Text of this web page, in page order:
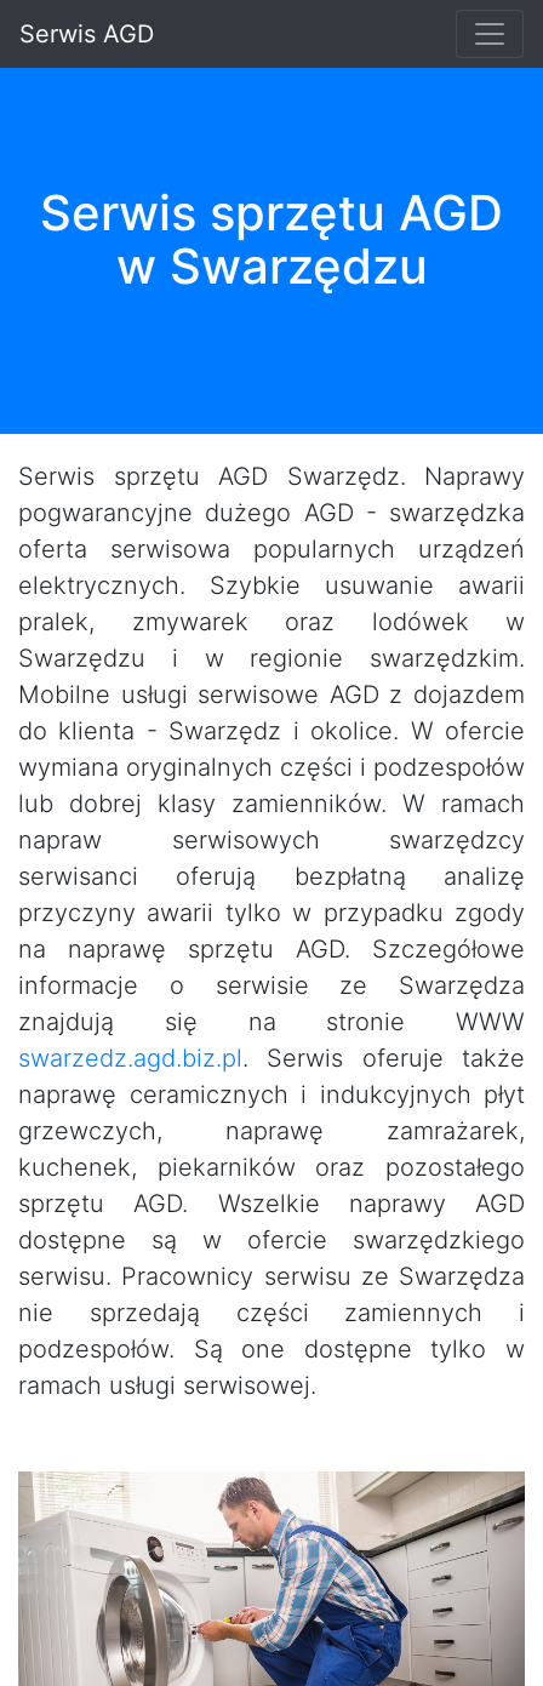
Serwis AGD
Serwis sprzętu AGD
w Swarzędzu
Serwis sprzętu AGD Swarzędz. Naprawy
pogwarancyjne dużego AGD - swarzędzka
oferta serwisowa popularnych urządzeń
elektrycznych. Szybkie usuwanie awarii
pralek, zmywarek oraz lodówek w
Swarzędzu i w regionie swarzędzkim.
Mobilne usługi serwisowe AGD z dojazdem
do klienta - Swarzędz i okolice. W ofercie
wymiana oryginalnych części i podzespołów
lub dobrej klasy zamienników. W ramach
napraw serwisowych swarzędzcy
serwisanci oferują bezpłatną analizę
przyczyny awarii tylko w przypadku zgody
na naprawę sprzętu AGD. Szczegółowe
informacje o serwisie ze Swarzędza
znajdują się na stronie WWW
swarzedz.agd.biz.pl. Serwis oferuje także
naprawę ceramicznych i indukcyjnych płyt
grzewczych, naprawę zamrażarek,
kuchenek, piekarników oraz pozostałego
sprzętu AGD. Wszelkie naprawy AGD
dostępne są w ofercie swarzędzkiego
serwisu. Pracownicy serwisu ze Swarzędza
nie sprzedają części zamiennych i
podzespołów. Są one dostępne tylko w
ramach usługi serwisowej.